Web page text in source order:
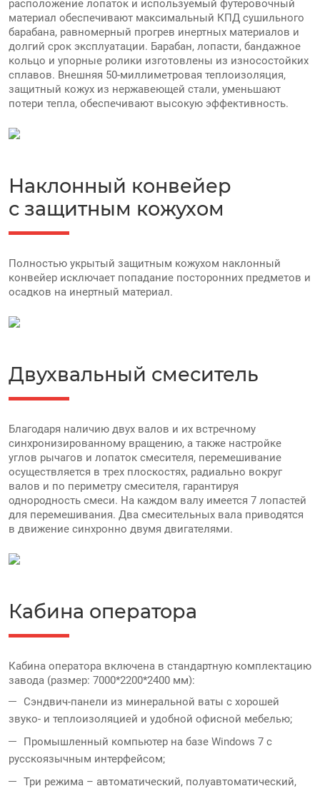
расположение лопаток и используемый футеровочный
материал обеспечивают максимальный КПД сушильного
барабана, равномерный прогрев инертных материалов и
долгий срок эксплуатации. Барабан, лопасти, бандажное
кольцо и упорные ролики изготовлены из износостойких
сплавов. Внешняя 50-миллиметровая теплоизоляция,
защитный кожух из нержавеющей стали, уменьшают
потери тепла, обеспечивают высокую эффективность.
Наклонный конвейер
с защитным кожухом
Полностью укрытый защитным кожухом наклонный
конвейер исключает попадание посторонних предметов и
осадков на инертный материал.
Двухвальный смеситель
Благодаря наличию двух валов и их встречному
синхронизированному вращению, а также настройке
углов рычагов и лопаток смесителя, перемешивание
осуществляется в трех плоскостях, радиально вокруг
валов и по периметру смесителя, гарантируя
однородность смеси. На каждом валу имеется 7 лопастей
для перемешивания. Два смесительных вала приводятся
в движение синхронно двумя двигателями.
Кабина оператора
Кабина оператора включена в стандартную комплектацию
завода (размер: 7000*2200*2400 мм):
Сэндвич-панели из минеральной ваты с хорошей
звуко- и теплоизоляцией и удобной офисной мебелью;
Промышленный компьютер на базе Windows 7 с
русскоязычным интерфейсом;
Три режима – автоматический, полуавтоматический,